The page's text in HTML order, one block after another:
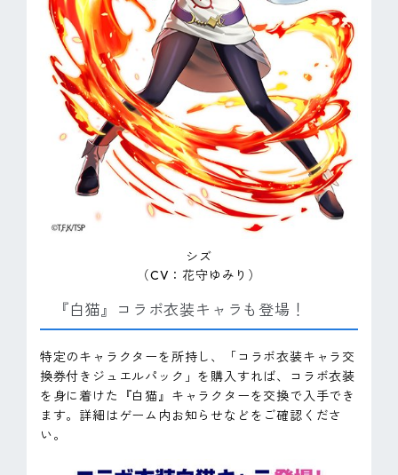
シズ
（CV：花守ゆみり）
『白猫』コラボ衣装キャラも登場！
特定のキャラクターを所持し、「コラボ衣装キャラ交
換券付きジュエルパック」を購入すれば、コラボ衣装
を身に着けた『白猫』キャラクターを交換で入手でき
ます。詳細はゲーム内お知らせなどをご確認くださ
い。